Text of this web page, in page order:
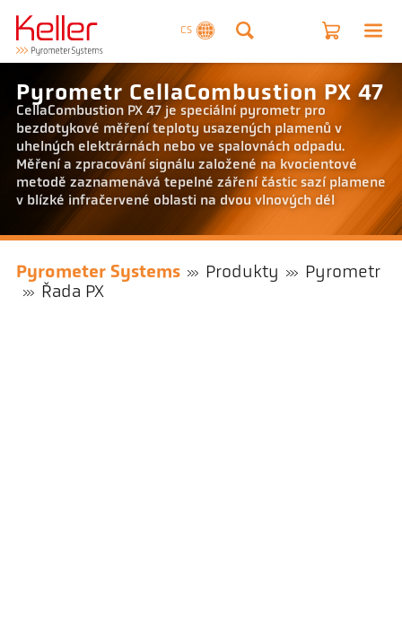
CS
Pyrometr CellaCombustion PX 47
CellaCombustion PX 47 je speciální pyrometr pro
bezdotykové měření teploty usazených plamenů v
uhelných elektrárnách nebo ve spalovnách odpadu.
Měření a zpracování signálu založené na kvocientové
metodě zaznamenává tepelné záření částic sazí plamene
v blízké infračervené oblasti na dvou vlnových dél
Pyrometer Systems Produkty
Pyrometr
Řada PX